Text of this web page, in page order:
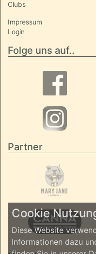
Clubs
Impressum
Login
Folge uns auf..
Partner
Cookie
Diese Website
Informationen dazu